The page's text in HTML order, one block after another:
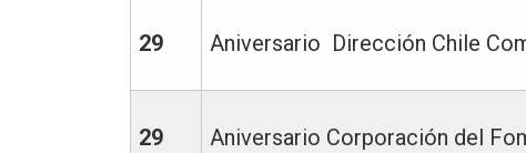
29 Aniversario Dirección Chile
29 Aniversario Corporación del